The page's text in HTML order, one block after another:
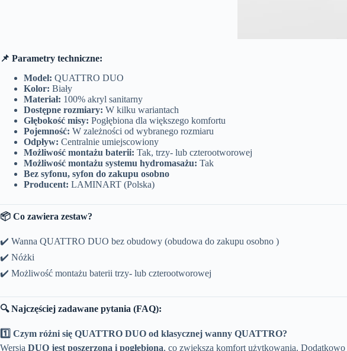
📌 Parametry techniczne:
Model: QUATTRO DUO
Kolor: Biały
Materiał: 100% akryl sanitarny
Dostępne rozmiary: W kilku wariantach
Głębokość misy: Pogłębiona dla większego komfortu
Pojemność: W zależności od wybranego rozmiaru
Odpływ: Centralnie umiejscowiony
Możliwość montażu baterii: Tak, trzy- lub czterootworowej
Możliwość montażu systemu hydromasażu: Tak
Bez syfonu, syfon do zakupu osobno
Producent: LAMINART (Polska)
📦 Co zawiera zestaw?
✔️ Wanna QUATTRO DUO bez obudowy (obudowa do zakupu osobno )
✔️ Nóżki
✔️ Możliwość montażu baterii trzy- lub czterootworowej
🔍 Najczęściej zadawane pytania (FAQ):
1️⃣ Czym różni się QUATTRO DUO od klasycznej wanny QUATTRO?
Wersja DUO jest poszerzona i pogłębiona, co zwiększa komfort użytkowania. Dodatkowo